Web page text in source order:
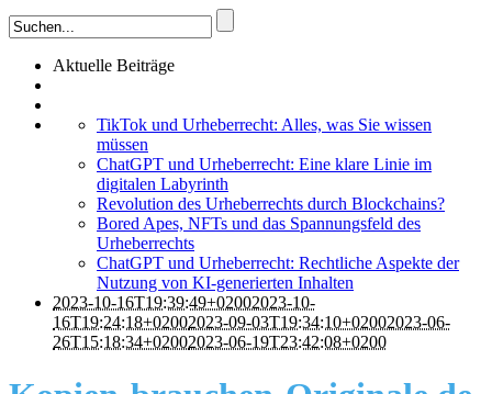
Aktuelle Beiträge
TikTok und Urheberrecht: Alles, was Sie wissen
müssen
ChatGPT und Urheberrecht: Eine klare Linie im
digitalen Labyrinth
Revolution des Urheberrechts durch Blockchains?
Bored Apes, NFTs und das Spannungsfeld des
Urheberrechts
ChatGPT und Urheberrecht: Rechtliche Aspekte der
Nutzung von KI-generierten Inhalten
2023-10-16T19:39:49+02002023-10-
16T19:24:18+02002023-09-03T19:34:10+02002023-06-
26T15:18:34+02002023-06-19T23:42:08+0200